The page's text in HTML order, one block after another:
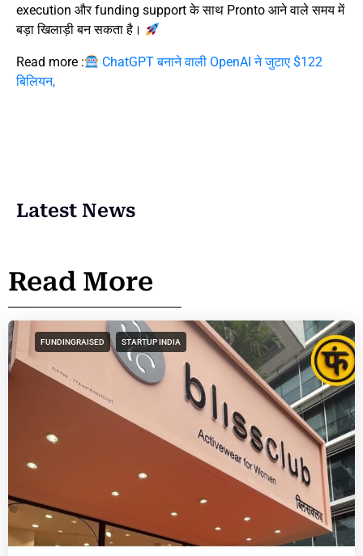
execution और funding support के साथ Pronto आने वाले समय में
बड़ा खिलाड़ी बन सकता है।
Read more :
ChatGPT बनाने वाली OpenAI ने जुटाए $122
बिलियन,
Latest News
Read More
FUNDINGRAISED STARTUP INDIA